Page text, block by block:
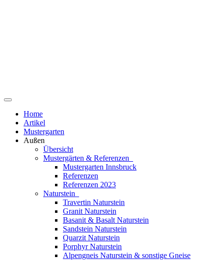
Home
Artikel
Mustergarten
Außen
Übersicht
Mustergärten & Referenzen
Mustergarten Innsbruck
Referenzen
Referenzen 2023
Naturstein
Travertin Naturstein
Granit Naturstein
Basanit & Basalt Naturstein
Sandstein Naturstein
Quarzit Naturstein
Porphyr Naturstein
Alpengneis Naturstein & sonstige Gneise